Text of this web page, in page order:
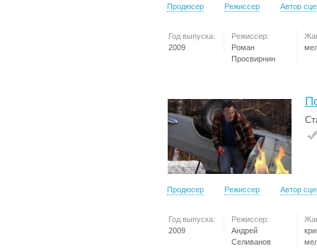
Продюсер Режиссер Автор
Год выпуска:
2009
Режиссер:
Роман
Просвирнин
Продюсер Режиссер Автор
Год выпуска:
2009
Режиссер:
Андрей
Селиванов